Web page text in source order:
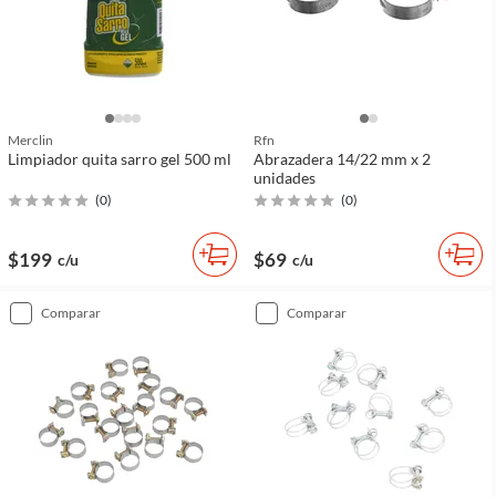
Merclin
Limpiador quita sarro gel 500 ml
(0)
$199 c/u
Rfn
Abrazadera 14/22 mm x 2
unidades
(0)
$69 c/u
comparar comparar